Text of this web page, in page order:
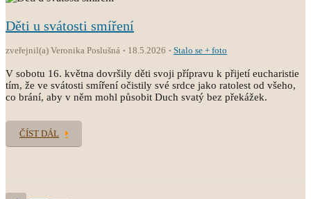
Děti u svátosti smíření
zveřejnil(a) Veronika Poslušná 18.5.2026 Stalo se + foto
V sobotu 16. května dovršily děti svoji přípravu k přijetí eucharistie
tím, že ve svátosti smíření očistily své srdce jako ratolest od všeho,
co brání, aby v něm mohl působit Duch svatý bez překážek.
ČÍST DÁL